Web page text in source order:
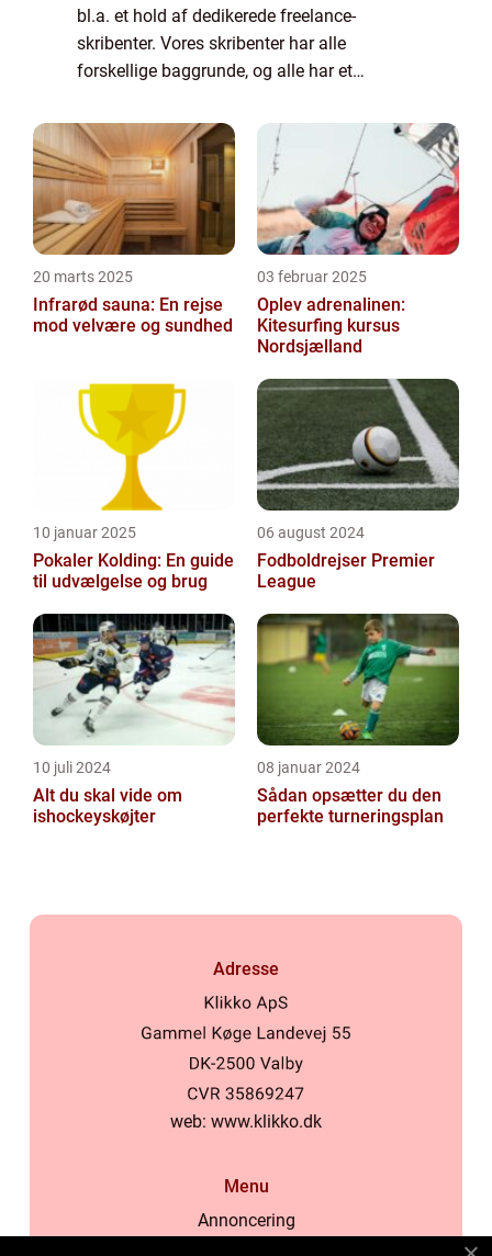
bl.a. et hold af dedikerede freelance-
skribenter. Vores skribenter har alle
forskellige baggrunde, og alle har et
bruger på at skrive aktuelle indlæg til denne
bl...
20 marts 2025
Infrarød sauna: En rejse
mod velvære og sundhed
03 februar 2025
Oplev adrenalinen:
Kitesurfing kursus
Nordsjælland
10 januar 2025
Pokaler Kolding: En guide
til udvælgelse og brug
06 august 2024
Fodboldrejser Premier
League
10 juli 2024
Alt du skal vide om
ishockeyskøjter
08 januar 2024
Sådan opsætter du den
perfekte turneringsplan
Adresse
web: www.klikko.dk
Menu
Annoncering